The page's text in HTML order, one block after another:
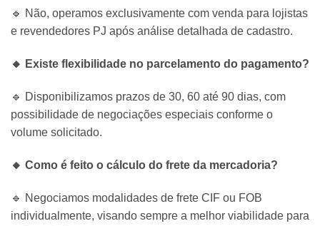
🔹 Não, operamos exclusivamente com venda para lojistas
e revendedores PJ após análise detalhada de cadastro.
🔸 Existe flexibilidade no parcelamento do pagamento?
🔹 Disponibilizamos prazos de 30, 60 até 90 dias, com
possibilidade de negociações especiais conforme o
volume solicitado.
🔸 Como é feito o cálculo do frete da mercadoria?
🔹 Negociamos modalidades de frete CIF ou FOB
individualmente, visando sempre a melhor viabilidade para